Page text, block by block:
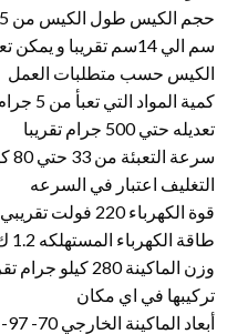
سم الي 14سم تقريبا
الكيس حسب متطلبات العمل
تعديله حتي 500 جرام تقريبا
التغليف اعتبار في السرعه
قوة الكهرباء 220 فولت تقريبي
طاقة الكهرباء المستهلكه 1.2 ك وات تقريبي
وزن الماكينة 280
تركيبها في اي مكان